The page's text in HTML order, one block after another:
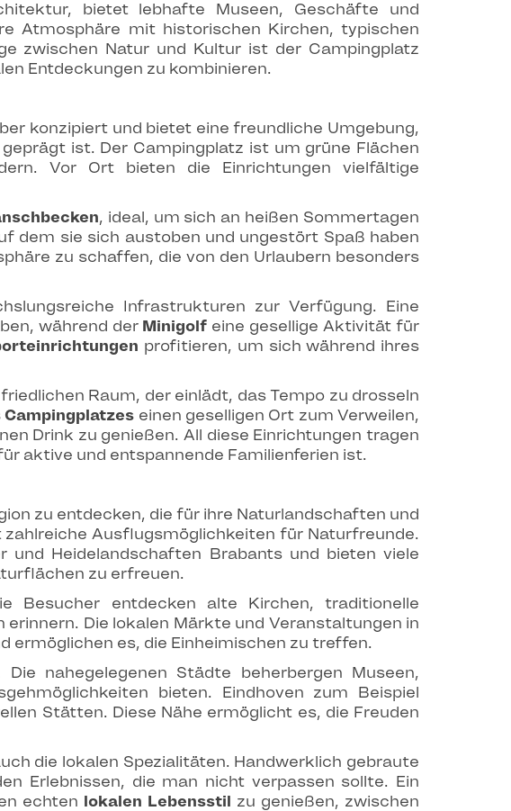
bietet lebhafte Museen, Geschäfte und
Atmosphäre mit historischen Kirchen, typischen
zwischen Natur und Kultur ist der Campingplatz
Entdeckungen zu kombinieren.
konzipiert und bietet eine freundliche Umgebung,
ist. Der Campingplatz ist um grüne Flächen
Vor Ort bieten die Einrichtungen vielfältige
, ideal, um sich an heißen Sommertagen
dem sie sich austoben und ungestört Spaß haben
zu schaffen, die von den Urlaubern besonders
Infrastrukturen zur Verfügung. Eine
während der Minigolf eine gesellige Aktivität für
profitieren, um sich während ihres
Raum, der einlädt, das Tempo zu drosseln
einen geselligen Ort zum Verweilen,
Drink zu genießen. All diese Einrichtungen tragen
aktive und entspannende Familienferien ist.
zu entdecken, die für ihre Naturlandschaften und
Ausflugsmöglichkeiten für Naturfreunde.
und Heidelandschaften Brabants und bieten viele
zu erfreuen.
Besucher entdecken alte Kirchen, traditionelle
Die lokalen Märkte und Veranstaltungen in
ermöglichen es, die Einheimischen zu treffen.
nahegelegenen Städte beherbergen Museen,
bieten. Eindhoven zum Beispiel
Stätten. Diese Nähe ermöglicht es, die Freuden
die lokalen Spezialitäten. Handwerklich gebraute
Erlebnissen, die man nicht verpassen sollte. Ein
echten lokalen Lebensstil zu genießen, zwischen